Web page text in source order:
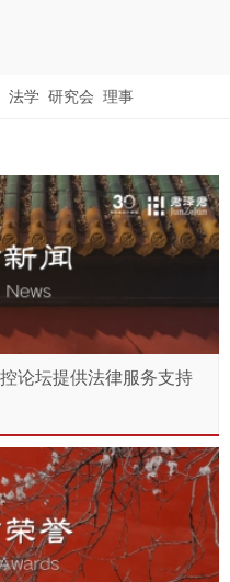
法学 研究会 理事
论坛提供法律服务支持